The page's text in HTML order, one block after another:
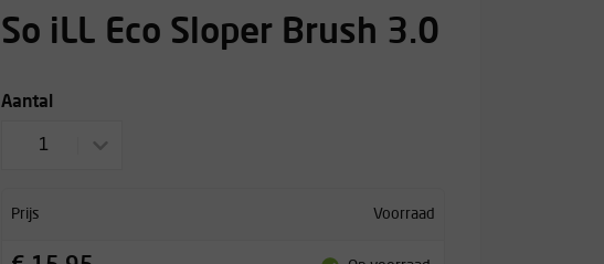
So iLL Eco Sloper Brush 3.0
Aantal
1
Prijs Voorraad